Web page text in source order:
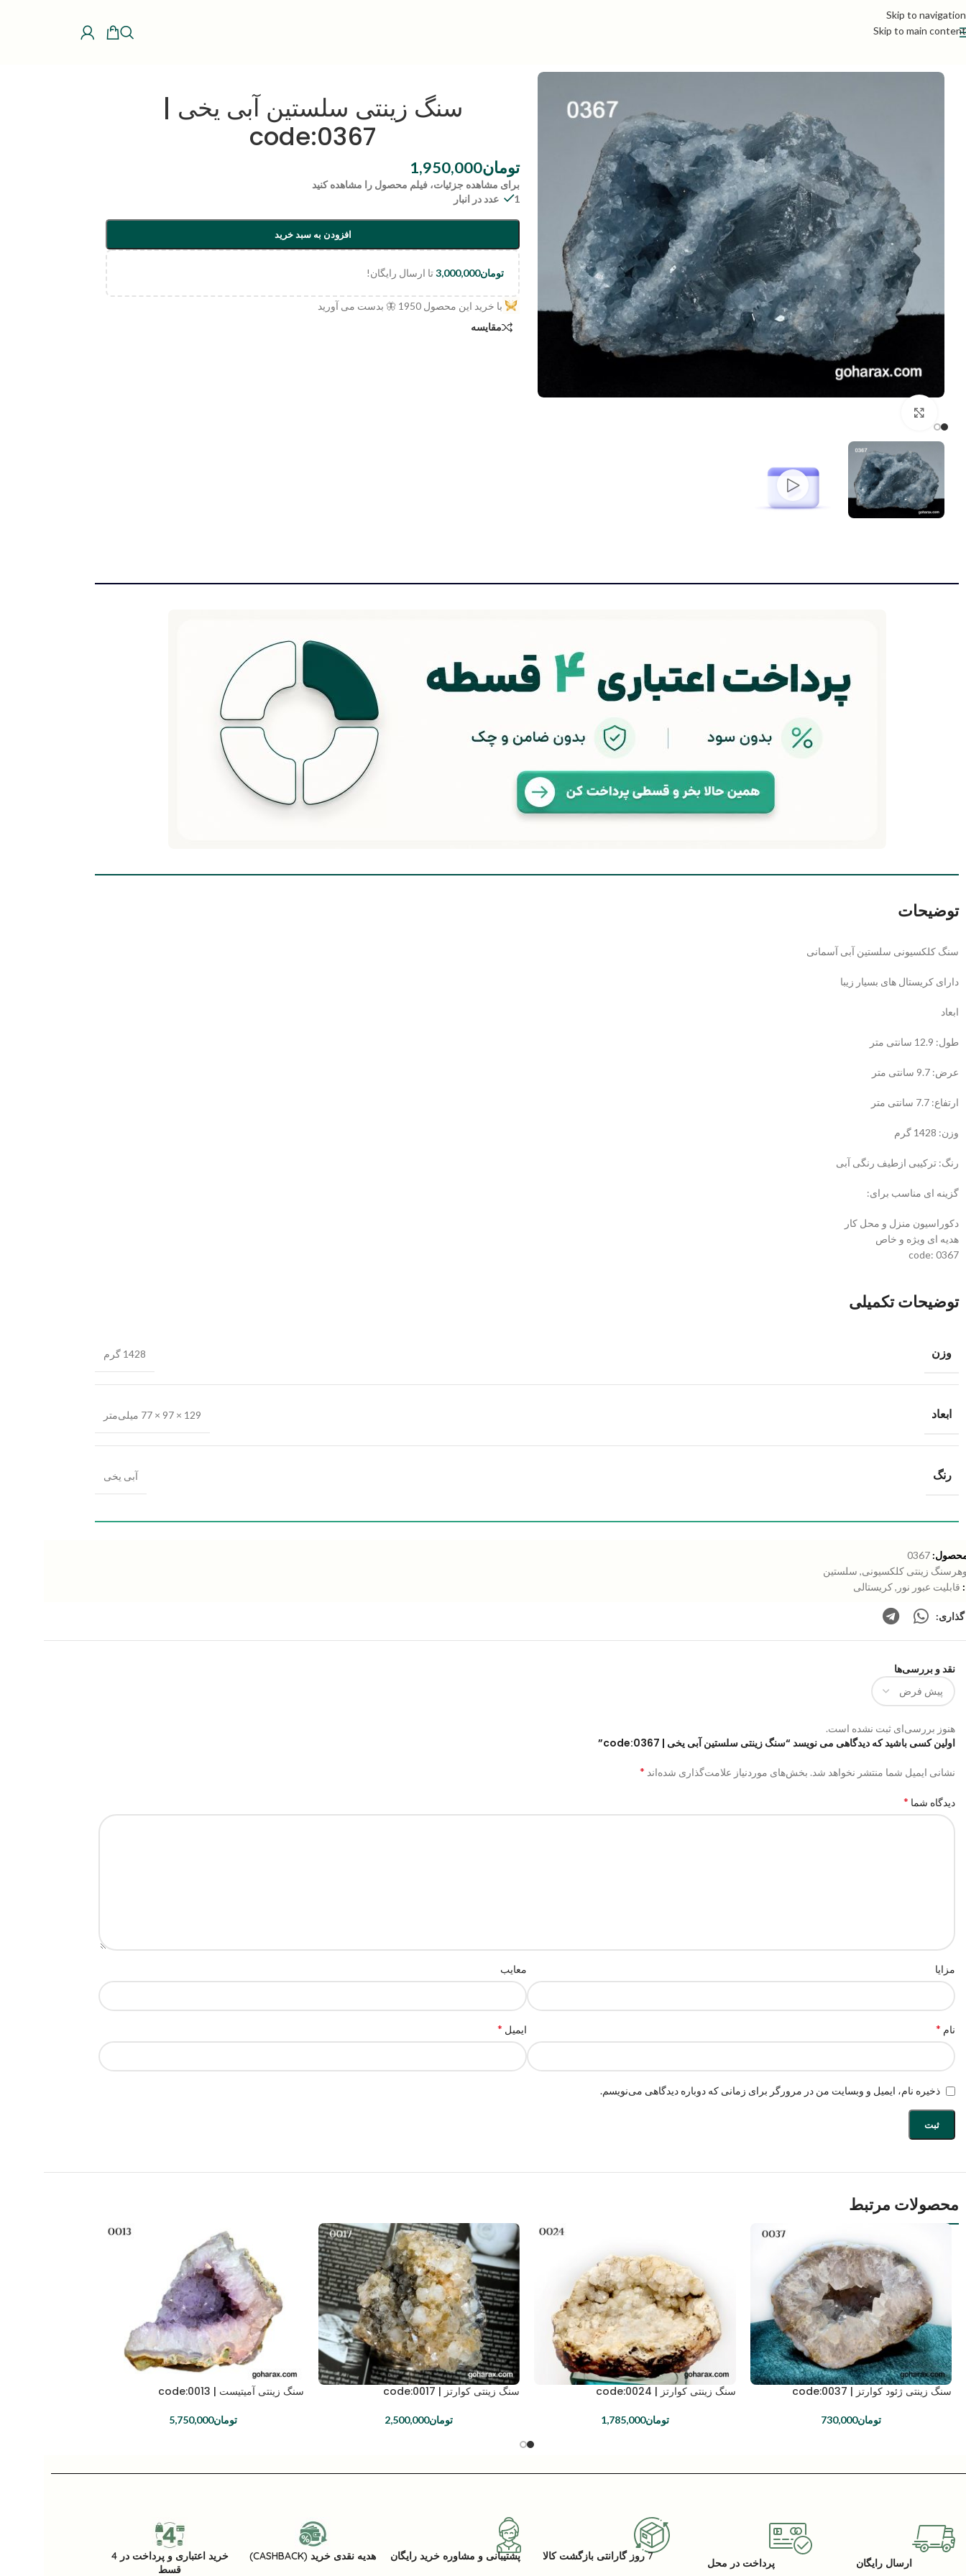
Skip to navigation
Skip to main content
سنگ زینتی سلستین آبی یخی |
code:0367
تومان1,950,000
برای مشاهده جزئیات، فیلم محصول را مشاهده کنید
1 عدد در انبار
افزودن به سبد خرید
تومان3,000,000تا ارسال رایگان!
با خرید این محصول 1950 🦋 بدست می آورید
مقایسه
توضیحات
سنگ کلکسیونی سلستین آبی آسمانی
دارای کریستال های بسیار زیبا
ابعاد
طول: 12.9 سانتی متر
عرض: 9.7 سانتی متر
ارتفاع: 7.7 سانتی متر
وزن: 1428 گرم
رنگ: ترکیبی ازطیف رنگی آبی
گزینه ای مناسب برای:
دکوراسیون منزل و محل کار
هدیه ای ویژه و خاص
code: 0367
توضیحات تکمیلی
وزن 1428 گرم
ابعاد 129 × 97 × 77 میلی‌متر
رنگ آبی یخی
0367
زینتی کلکسیونی, سلستین
قابلیت عبور نور ,کریستالی
نقد و بررسی‌ها
هنوز بررسی‌ای ثبت نشده است.
اولین کسی باشید که دیدگاهی می نویسد “سنگ زینتی سلستین آبی یخی | code:0367”
نشانی ایمیل شما منتشر نخواهد شد. بخش‌های موردنیاز علامت‌گذاری شده‌اند *
دیدگاه شما *
مزایا معایب
نام * ایمیل *
ذخیره نام، ایمیل و وبسایت من در مرورگر برای زمانی که دوباره دیدگاهی می‌نویسم.
محصولات مرتبط
سنگ زینتی ژئود کوارتز | code:0037
تومان730,000
سنگ زینتی کوارتز | code:0024
تومان1,785,000
سنگ زینتی کوارتز | code:0017
تومان2,500,000
سنگ زینتی آمیتیست | code:0013
تومان5,750,000
ارسال رایگان پرداخت در محل
7 روز گارانتی بازگشت کالا پشتیبانی و مشاوره خرید رایگان هدیه نقدی خرید (CASHBACK)
خرید اعتباری و پرداخت در 4
قسط